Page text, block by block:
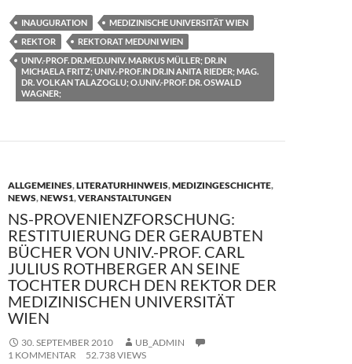
e
b
o
o
to
d
o
n
ail le
n
INAUGURATION
MEDIZINISCHE UNIVERSITÄT WIEN
REKTOR
REKTORAT MEDUNI WIEN
UNIV.-PROF. DR.MED.UNIV. MARKUS MÜLLER; DR.IN
MICHAELA FRITZ; UNIV.-PROF.IN DR.IN ANITA RIEDER; MAG.
DR. VOLKAN TALAZOGLU; O.UNIV.-PROF. DR. OSWALD
WAGNER;
ALLGEMEINES,LITERATURHINWEIS,MEDIZINGESCHICHTE,
NEWS,NEWS1,VERANSTALTUNGEN
NS-PROVENIENZFORSCHUNG:
RESTITUIERUNG DER GERAUBTEN
BÜCHER VON UNIV.-PROF. CARL
JULIUS ROTHBERGER AN SEINE
TOCHTER DURCH DEN REKTOR DER
MEDIZINISCHEN UNIVERSITÄT
WIEN
30. SEPTEMBER 2010
UB_ADMIN
1 KOMMENTAR
52.738 VIEWS